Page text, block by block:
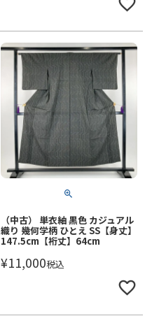
（中古） 単衣紬 黒色 カジュアル
織り 幾何学柄 ひとえ SS【身丈】
147.5cm【裄丈】64cm
¥11,000税込